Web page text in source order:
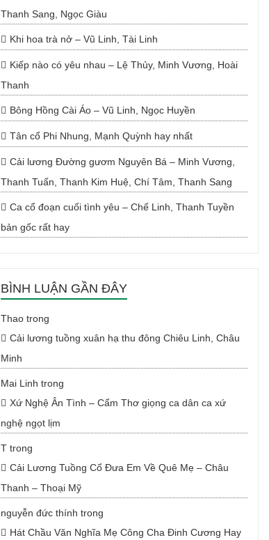
Thanh Sang, Ngọc Giàu
Khi hoa trà nở – Vũ Linh, Tài Linh
Kiếp nào có yêu nhau – Lệ Thủy, Minh Vương, Hoài
Thanh
Bông Hồng Cài Áo – Vũ Linh, Ngọc Huyền
Tân cổ Phi Nhung, Mạnh Quỳnh hay nhất
Cải lương Đường gươm Nguyên Bá – Minh Vương,
Thanh Tuấn, Thanh Kim Huệ, Chí Tâm, Thanh Sang
Ca cổ đoạn cuối tình yêu – Chế Linh, Thanh Tuyền
bản gốc rất hay
BÌNH LUẬN GẦN ĐÂY
Thaotrong
Cải lương tuồng xuân hạ thu đông Chiêu Linh, Châu
Minh
Mai Linh trong
Xứ Nghệ Ân Tình – Cẩm Thơ giọng ca dân ca xứ
nghệ ngọt lịm
Ttrong
Cải Lương Tuồng Cổ Đưa Em Về Quê Mẹ – Châu
Thanh – Thoại Mỹ
nguyễn đức thính trong
Hát Chầu Văn Nghĩa Mẹ Công Cha Đinh Cương Hay